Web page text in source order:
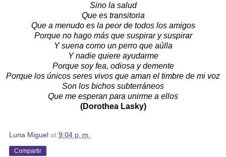
Sino la salud
Que es transitoria
Que a menudo es la peor de todos los amigos
Porque no hago más que suspirar y suspirar
Y suena como un perro que aúlla
Y nadie quiere ayudarme
Porque soy fea, odiosa y demente
Porque los únicos seres vivos que aman el timbre de mi voz
Son los bichos subterráneos
Que me esperan para unirme a ellos
(Dorothea Lasky)
Luna Miguel at 9:04 p. m.
Compartir